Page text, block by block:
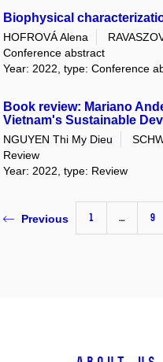
Biophysical
HOFROVÁ Alena
Conference abstract
Year: 2022, type: Conference
Book review: Mariano
Vietnam's Sustainable
NGUYEN Thi My Dieu
Review
Year: 2022, type: Review
Previous 1 … 9